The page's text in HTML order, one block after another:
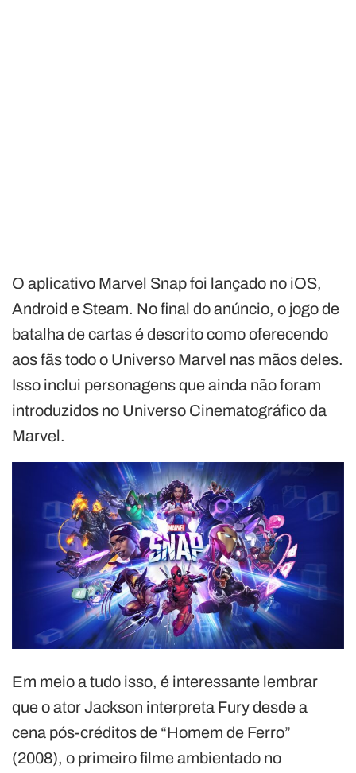
O aplicativo Marvel Snap foi lançado no iOS,
Android e Steam. No final do anúncio, o jogo de
batalha de cartas é descrito como oferecendo
aos fãs todo o Universo Marvel nas mãos deles.
Isso inclui personagens que ainda não foram
introduzidos no Universo Cinematográfico da
Marvel.
Em meio a tudo isso, é interessante lembrar
que o ator Jackson interpreta Fury desde a
cena pós-créditos de “Homem de Ferro”
(2008), o primeiro filme ambientado no